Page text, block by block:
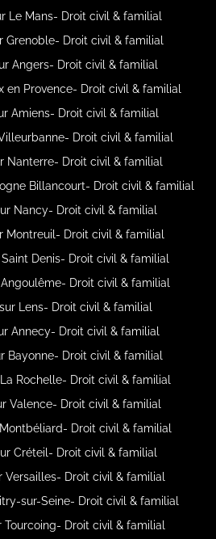
Le Mans- Droit civil & familial
Grenoble- Droit civil & familial
Angers- Droit civil & familial
en Provence- Droit civil & familial
Amiens- Droit civil & familial
Droit civil & familial
Nanterre- Droit civil & familial
Billancourt- Droit civil & familial
Nancy- Droit civil & familial
Montreuil- Droit civil & familial
Denis- Droit civil & familial
Droit civil & familial
Lens- Droit civil & familial
Annecy- Droit civil & familial
Bayonne- Droit civil & familial
Rochelle- Droit civil & familial
Valence- Droit civil & familial
Droit civil & familial
Créteil- Droit civil & familial
Versailles- Droit civil & familial
sur-Seine- Droit civil & familial
Tourcoing- Droit civil & familial